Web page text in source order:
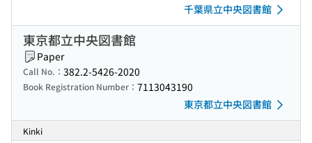
千葉県立中央図書館
東京都立中央図書館
Paper
Call No.： 382.2-5426-2020
Book Registration Number： 7113043190
東京都立中央図書館
Kinki